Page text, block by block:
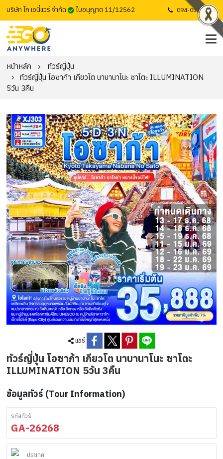
บริษัท โก เอนี่แวร์ จำกัด ใบอนุญาต 11/12562 094-053-1725
หน้าหลัก
ทัวร์ญี่ปุ่น
ทัวร์ญี่ปุ่น โอซาก้า เกียวโต นาบานาโนะ ซาโตะ ILLUMINATION
5วัน 3คืน
แชร์
ทัวร์ญี่ปุ่น โอซาก้า เกียวโต นาบานาโนะ ซาโตะ
ILLUMINATION 5วัน 3คืน
ข้อมูลทัวร์ (Tour Information)
รหัสทัวร์
GA-26268
ประเทศ